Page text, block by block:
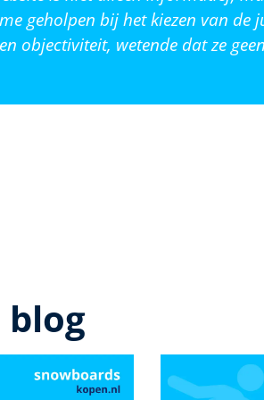
geholpen bij het kiezen van de
objectiviteit, wetende dat ze
blog